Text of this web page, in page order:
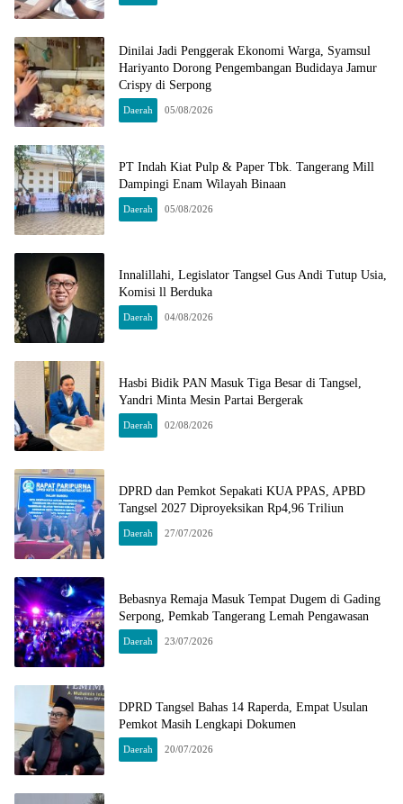
Dinilai Jadi Penggerak Ekonomi Warga, Syamsul
Hariyanto Dorong Pengembangan Budidaya Jamur
Crispy di Serpong
Daerah 05/08/2026
PT Indah Kiat Pulp & Paper Tbk. Tangerang Mill
Dampingi Enam Wilayah Binaan
Daerah 05/08/2026
Innalillahi, Legislator Tangsel Gus Andi Tutup Usia,
Komisi ll Berduka
Daerah 04/08/2026
Hasbi Bidik PAN Masuk Tiga Besar di Tangsel,
Yandri Minta Mesin Partai Bergerak
Daerah 02/08/2026
DPRD dan Pemkot Sepakati KUA PPAS, APBD
Tangsel 2027 Diproyeksikan Rp4,96 Triliun
Daerah 27/07/2026
Bebasnya Remaja Masuk Tempat Dugem di Gading
Serpong, Pemkab Tangerang Lemah Pengawasan
Daerah 23/07/2026
DPRD Tangsel Bahas 14 Raperda, Empat Usulan
Pemkot Masih Lengkapi Dokumen
Daerah 20/07/2026